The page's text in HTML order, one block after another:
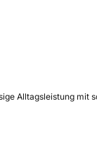
Alltagsleistung